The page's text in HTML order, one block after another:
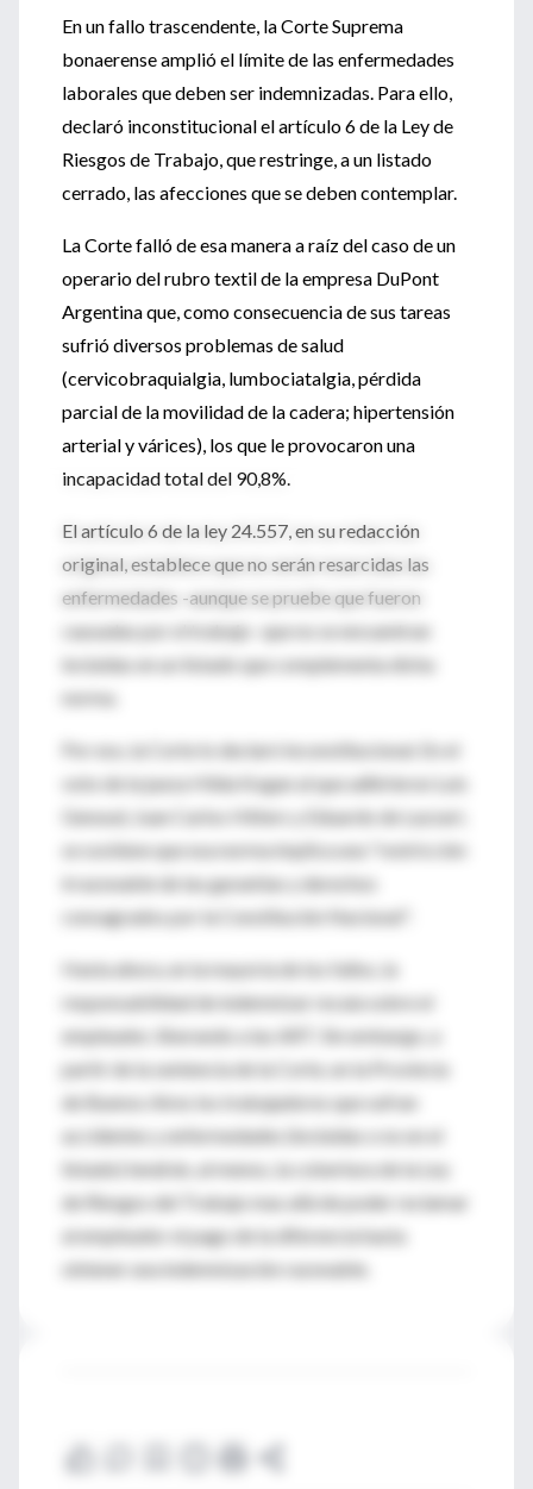
En un fallo trascendente, la Corte Suprema
bonaerense amplió el límite de las enfermedades
laborales que deben ser indemnizadas. Para ello,
declaró inconstitucional el artículo 6 de la Ley de
Riesgos de Trabajo, que restringe, a un listado
cerrado, las afecciones que se deben contemplar.
La Corte falló de esa manera a raíz del caso de un
operario del rubro textil de la empresa DuPont
Argentina que, como consecuencia de sus tareas
sufrió diversos problemas de salud
(cervicobraquialgia, lumbociatalgia, pérdida
parcial de la movilidad de la cadera; hipertensión
arterial y várices), los que le provocaron una
incapacidad total del 90,8%.
El artículo 6 de la ley 24.557, en su redacción
original, establece que no serán resarcidas las
enfermedades -aunque se pruebe que fueron
causadas por el trabajo- que no se encuentran
incluidas en un listado que complementa dicha
norma.
Por eso, la Corte lo declaró inconstitucional. En el
voto de la jueza Hilda Kogan al que adhirieron Luis
Genoud, Juan Carlos Hitters y Eduardo de Lazzari,
se sostiene que esa norma implica una "restricción
irrazonable de las garantías y derechos
consagrados por la Constitución Nacional".
Hasta ahora, en la mayoría de los fallos, la
responsabilidad de indemnizar recaía sobre el
empleador, liberando a las ART. Sin embargo, a
partir de la sentencia de la Corte, en la Provincia
de Buenos Aires los trabajadores que sufran
accidentes y enfermedades (incluidas o no en el
listado) tendrán, al menos, la cobertura de la Ley
de Riesgos del Trabajo mas allá de poder reclamar
al empleador el pago de la diferencia hasta
obtener una indemnización razonable.